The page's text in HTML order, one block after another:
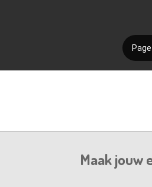
Maak jouw